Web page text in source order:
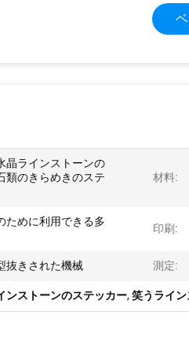
晶ラインストーンの
類のきらめきのステ
材料:
ために利用できる多
印刷:
抜きされた機械 測定:
ンストーンのステッカー, 笑うライ